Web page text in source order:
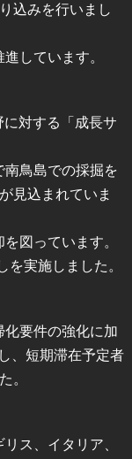
込みを行いまし
しています。
対する「成長サ
南鳥島での採掘を
見込まれていま
図っています。
実施しました。
要件の強化に加
、短期滞在予定者
。
ス、イタリア、